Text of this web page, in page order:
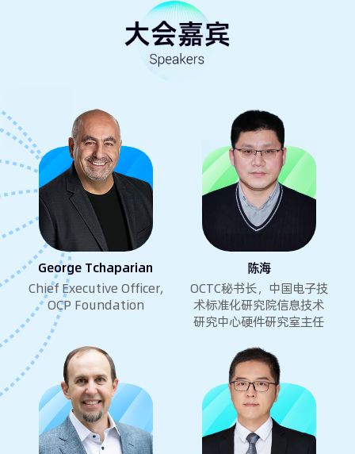
George Tchaparian
Chief Executive Officer,
OCP Foundation
陈海
OCTC秘书长，中国电子技
术标准化研究院信息技术
研究中心硬件研究室主任